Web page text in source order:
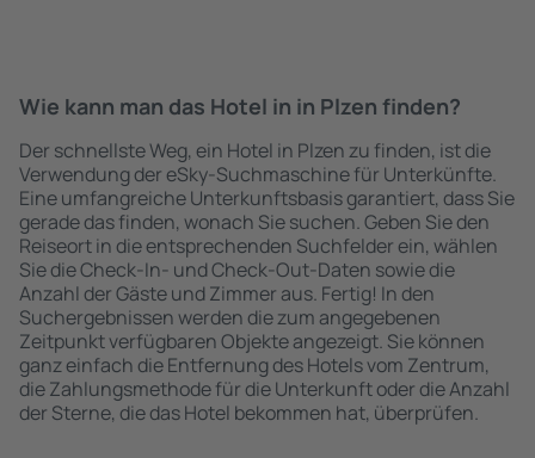
Wie kann man das Hotel in in Plzen finden?
Der schnellste Weg, ein Hotel in Plzen zu finden, ist die
Verwendung der eSky-Suchmaschine für Unterkünfte.
Eine umfangreiche Unterkunftsbasis garantiert, dass Sie
gerade das finden, wonach Sie suchen. Geben Sie den
Reiseort in die entsprechenden Suchfelder ein, wählen
Sie die Check-In- und Check-Out-Daten sowie die
Anzahl der Gäste und Zimmer aus. Fertig! In den
Suchergebnissen werden die zum angegebenen
Zeitpunkt verfügbaren Objekte angezeigt. Sie können
ganz einfach die Entfernung des Hotels vom Zentrum,
die Zahlungsmethode für die Unterkunft oder die Anzahl
der Sterne, die das Hotel bekommen hat, überprüfen.